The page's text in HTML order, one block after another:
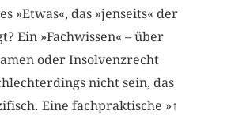
»Etwas«, das »jenseits« der
Ein »Fachwissen« – über
oder Insolvenzrecht
nicht sein, das
Eine fachpraktische »↑